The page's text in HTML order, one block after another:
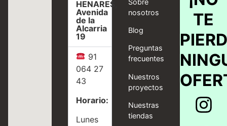
HENARES,
Avenida
de la
Alcarria
19
91
064 27
43
Horario:
Lunes
nosotros
Blog
Preguntas
frecuentes
Nuestros
proyectos
Nuestras
tiendas
TE